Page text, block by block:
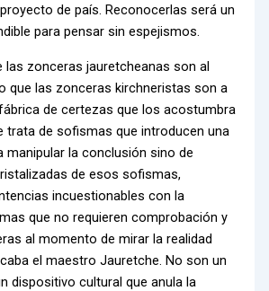
de país. Reconocerlas será un
para pensar sin espejismos.
las zonceras jauretcheanas son al
que las zonceras kirchneristas son a
de certezas que los acostumbra
trata de sofismas que introducen una
manipular la conclusión sino de
de esos sofismas,
incuestionables con la
que no requieren comprobación y
al momento de mirar la realidad
el maestro Jauretche. No son un
dispositivo cultural que anula la